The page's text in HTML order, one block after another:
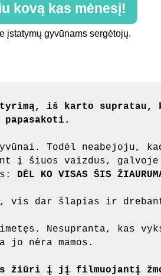
kovą kas mėnesį!
įstatymų gyvūnams sergėtojų.
iš karto supratau,
Todėl neabejoju,
į šiuos vaizdus, galvoje
DĖL KO VISAS ŠIS
vis dar šlapias ir
Nesupranta, kas
jo nėra mamos.
žiūri į jį filmuojantį